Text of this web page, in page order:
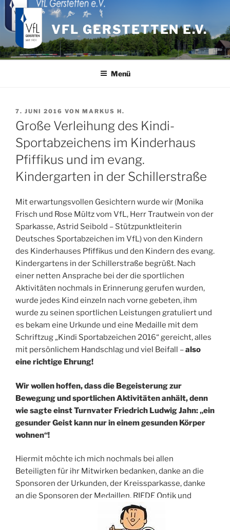
Zum
Inhalt
springen
VFL GERSTETTEN E.V.
Menü
VERÖFFENTLICHT
AM
7. JUNI 2016 VON MARKUS H.
Große Verleihung des Kindi-
Sportabzeichens im Kinderhaus
Pfiffikus und im evang.
Kindergarten in der Schillerstraße
Mit erwartungsvollen Gesichtern wurde wir (Monika
Frisch und Rose Mültz vom VfL, Herr Trautwein von der
Sparkasse, Astrid Seibold – Stützpunktleiterin
Deutsches Sportabzeichen im VfL) von den Kindern
des Kinderhauses Pfiffikus und den Kindern des evang.
Kindergartens in der Schillerstraße begrüßt. Nach
einer netten Ansprache bei der die sportlichen
Aktivitäten nochmals in Erinnerung gerufen wurden,
wurde jedes Kind einzeln nach vorne gebeten, ihm
wurde zu seinen sportlichen Leistungen gratuliert und
es bekam eine Urkunde und eine Medaille mit dem
Schriftzug „Kindi Sportabzeichen 2016“ gereicht, alles
mit persönlichem Handschlag und viel Beifall –also
eine richtige Ehrung!
Wir wollen hoffen, dass die Begeisterung zur
Bewegung und sportlichen Aktivitäten anhält, denn
wie sagte einst Turnvater Friedrich Ludwig Jahn: „ein
gesunder Geist kann nur in einem gesunden Körper
wohnen“!
Hiermit möchte ich mich nochmals bei allen
Beteiligten für ihr Mitwirken bedanken, danke an die
Sponsoren der Urkunden, der Kreissparkasse, danke
an die Sponsoren der Medaillen, RIEDE Optik und